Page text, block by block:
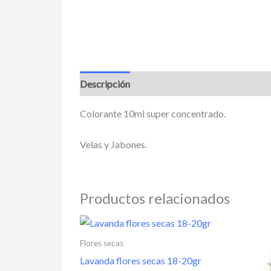
Descripción
Colorante 10ml super concentrado.
Velas y Jabones.
Productos relacionados
Flores secas
Lavanda flores secas 18-20gr